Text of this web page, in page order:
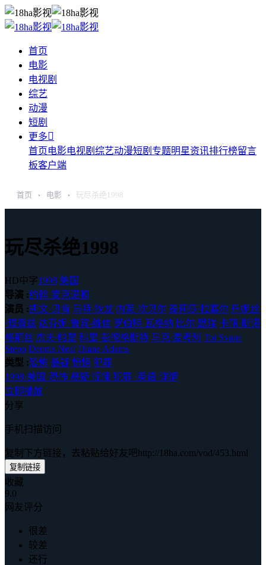
首页
电影
电视剧
综艺
动漫
短剧
更多
首页电影电视剧 综艺动漫短剧 专题明星资讯排行榜留言
板客户端
首页 › 电影 › 玩尽杀绝1998
玩尽杀绝1998
HD中字1998 美国
导演 :约翰·麦克诺顿
演员 :凯文·贝肯 马特·狄龙 内芙·坎贝尔 泰莉莎·拉塞尔 丹妮丝
·理查兹 达芬妮·鲁宾-维佳 罗伯特·瓦格纳 比尔·默瑞 卡丽·斯诺
格丽丝 杰夫·帕里 科里·彭德格斯特 马克·麦考利 Toi Svane
Stepp Dennis Neal Diane Adams
类型 :恐怖 悬疑 惊悚 犯罪
1998·美国 ·恐怖 悬疑 惊悚 犯罪 ·英语·详情
立即播放
分享
手机扫描访问
复制下方链接，去粘贴给好友吧http://18ha.com/vod/453.html
复制链接
收藏
9.0
网友评分
很差
较差
还行